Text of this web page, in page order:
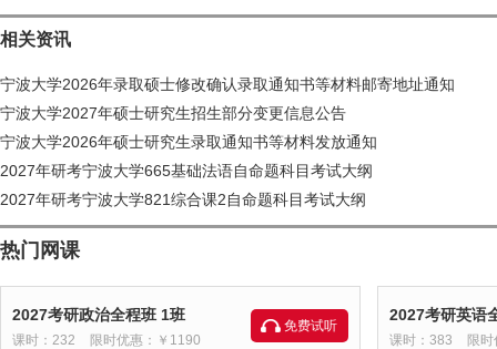
相关资讯
宁波大学2026年录取硕士修改确认录取通知书等材料邮寄地址通知
宁波大学2027年硕士研究生招生部分变更信息公告
宁波大学2026年硕士研究生录取通知书等材料发放通知
2027年研考宁波大学665基础法语自命题科目考试大纲
2027年研考宁波大学821综合课2自命题科目考试大纲
热门网课
2027考研政治全程班 1班
课时：232 限时优惠：￥1190
免费试听
2027考研英语
课时：383 限